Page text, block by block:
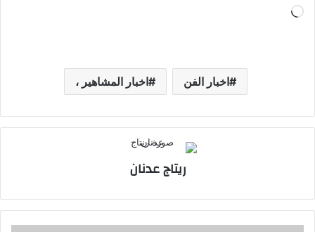
جاري
اخبار الفن اخبار المشاهير ،
ريتاج عدنان